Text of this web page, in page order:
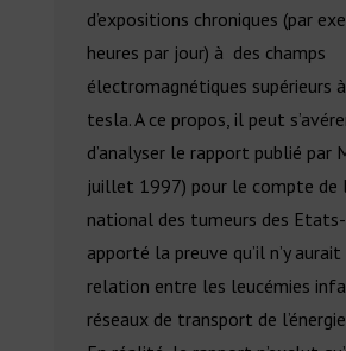
d’expositions chroniques (par
heures par jour) à des champs
électromagnétiques supérieurs
tesla. A ce propos, il peut
d’analyser le rapport publié par
juillet 1997) pour le compte de
national des tumeurs des Etats-
apporté la preuve qu’il n’y aurait
relation entre les leucémies
réseaux de transport de